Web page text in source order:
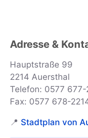
Adresse &
Hauptstraße 99
2214 Auersthal
Telefon: 0577 677-
Fax: 0577 678-
📍 Stadtplan von